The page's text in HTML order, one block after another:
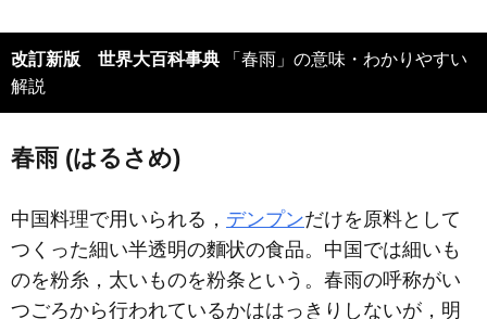
改訂新版 世界大百科事典
解説
春雨 (はるさめ)
中国料理で用いられる， デンプンだけを原料として
つくった細い半透明の麵状の食品。中国では細いも
のを粉糸，太いものを粉条という。春雨の呼称がい
つごろから行われているかははっきりしないが，明